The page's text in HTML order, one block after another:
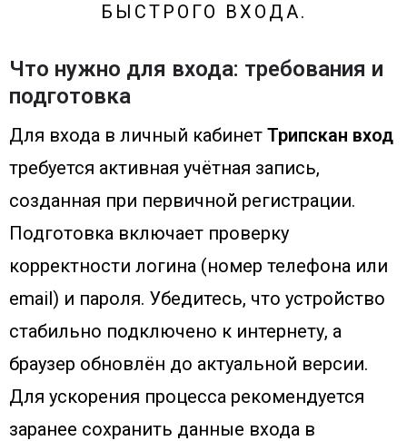
БЫСТРОГО ВХОДА.
Что нужно для входа: требования и
подготовка
Для входа в личный кабинет Трипскан вход
требуется активная учётная запись,
созданная при первичной регистрации.
Подготовка включает проверку
корректности логина (номер телефона или
email) и пароля. Убедитесь, что устройство
стабильно подключено к интернету, а
браузер обновлён до актуальной версии.
Для ускорения процесса рекомендуется
заранее сохранить данные входа в